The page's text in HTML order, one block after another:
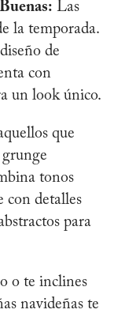
Las
la temporada.
de
con
un look único.
que
tonos
con detalles
para
o te inclines
navideñas te